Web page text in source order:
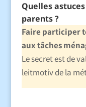
Quelles
parents ?
Faire participer
aux tâches
Le secret est de
leitmotiv de la